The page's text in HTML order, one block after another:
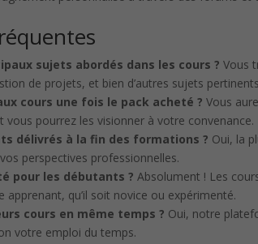
sujets abordés dans les cours ? Vous
de projets, et bien d’autres sujets
cours une fois le pack acheté ? Vous
vous pourrez les visionner à votre convenance.
délivrés à la fin des formations ? Oui, la
perspectives professionnelles.
pour les débutants ? Absolument ! Les
apprenant, qu’il soit novice ou expérimenté.
cours en même temps ? Oui, notre
votre emploi du temps.